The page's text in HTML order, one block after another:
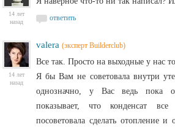
14 лет
назад
ответить
14 лет
назад
valera (эксперт Builderclub)
Все так. Просто на выходные у нас
Я бы Вам не советовала внутри
однозначно, у Вас ведь пока
показывает, что конденсат
посоветовала сделать отопление